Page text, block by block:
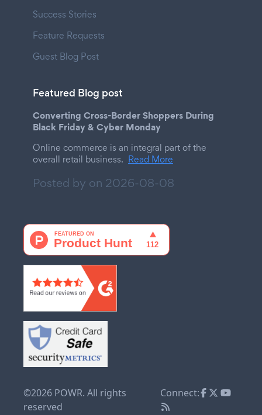
Success Stories
Feature Requests
Guest Blog Post
Featured Blog post
Converting Cross-Border Shoppers During
Black Friday & Cyber Monday
Online commerce is an integral part of the
overall retail business. Read More
Posted by on 2026-08-08
©2026 POWR. All rights
reserved
Connect: